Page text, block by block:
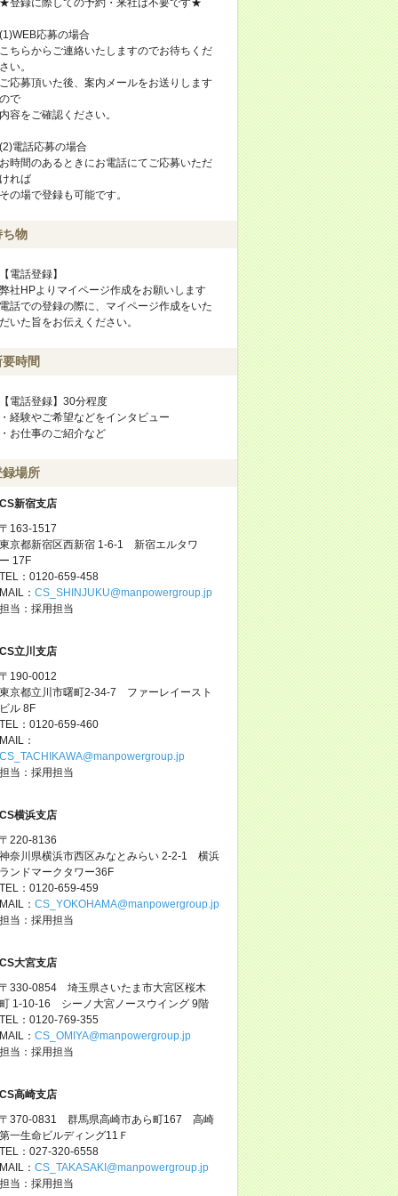
応募の場合
ちらからご連絡いたしますのでお待ちくだ
い。
応募頂いた後、案内メールをお送りします
で
容をご確認ください。
電話応募の場合
時間のあるときにお電話にてご応募いただ
れば
の場で登録も可能です。
物
電話登録】
社HPよりマイページ作成をお願いします
話での登録の際に、マイページ作成をいた
いた旨をお伝えください。
時間
電話登録】30分程度
経験やご希望などをインタビュー
お仕事のご紹介など
場所
新宿支店
163-1517
京都新宿区西新宿 1-6-1 新宿エルタワ
17F
：0120-659-458
： CS_SHINJUKU@manpowergroup.jp
当：採用担当
立川支店
190-0012
京都立川市曙町2-34-7 ファーレイースト
ル 8F
：0120-659-460
：
当：採用担当
横浜支店
220-8136
奈川県横浜市西区みなとみらい 2-2-1 横浜
ンドマークタワー36F
：0120-659-459
： CS_YOKOHAMA@manpowergroup.jp
当：採用担当
大宮支店
330-0854 埼玉県さいたま市大宮区桜木
1-10-16 シーノ大宮ノースウイング 9階
：0120-769-355
： CS_OMIYA@manpowergroup.jp
当：採用担当
高崎支店
370-0831 群馬県高崎市あら町167 高崎
一生命ビルディング11Ｆ
：027-320-6558
： CS_TAKASAKI@manpowergroup.jp
当：採用担当